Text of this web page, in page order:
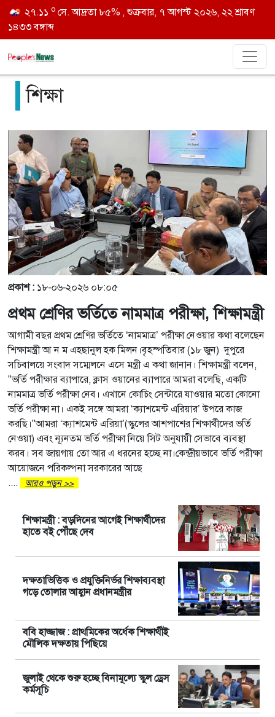
২৭.১১ o সে. আদ্রতা ৮৫% , শুক্রবার, ৭ আগস্ট ২০২৬, ২২ শ্রাবণ
১৪৩৩ বঙ্গাব্দ
শিক্ষা
প্রকাশ : ১৮-০৬-২০২৬ ০৮:০৫
প্রথম শ্রেণির ভর্তিতে নামমাত্র পরীক্ষা, শিক্ষামন্ত্রী
আগামী বছর প্রথম শ্রেণির ভর্তিতে ‘নামমাত্র’ পরীক্ষা নেওয়ার কথা বলেছেন
শিক্ষামন্ত্রী আ ন ম এহছানুল হক মিলন।বৃহস্পতিবার (১৮ জুন) দুপুরে
সচিবালয়ে সংবাদ সম্মেলনে এসে মন্ত্রী এ কথা জানান। শিক্ষামন্ত্রী বলেন,
"ভর্তি পরীক্ষার ব্যাপারে, ক্লাস ওয়ানের ব্যাপারে আমরা বলেছি, একটি
নামমাত্র ভর্তি পরীক্ষা নেব। এখানে কোচিং সেন্টারে যাওয়ার মতো কোনো
ভর্তি পরীক্ষা না। একই সঙ্গে আমরা ‘ক্যাশমেন্ট এরিয়ার’ উপরে কাজ
করছি।"আমরা ‘ক্যাশমেন্ট এরিয়া’(স্কুলের আশপাশের শিক্ষার্থীদের ভর্তি
নেওয়া) এবং ন্যূনতম ভর্তি পরীক্ষা নিয়ে সিট অনুযায়ী সেভাবে ব্যবস্থা
করব। সব জায়গায় তো আর এ ধরনের হচ্ছে না।কেন্দ্রীয়ভাবে ভর্তি পরীক্ষা
আয়োজনে পরিকল্পনা সরকারের আছে
....
আরও পড়ুন >>
শিক্ষামন্ত্রী : বড়দিনের আগেই শিক্ষার্থীদের
হাতে বই পৌঁছে দেব
দক্ষতাভিত্তিক ও প্রযুক্তিনির্ভর শিক্ষাব্যবস্থা
গড়ে তোলার আহ্বান প্রধানমন্ত্রীর
ববি হাজ্জাজ : প্রাথমিকের অর্ধেক শিক্ষার্থীই
মৌলিক দক্ষতায় পিছিয়ে
জুলাই থেকে শুরু হচ্ছে বিনামূল্যে স্কুল ড্রেস
কর্মসূচি